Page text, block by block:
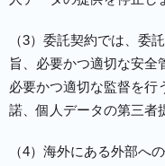
（3）委託契約では、委
旨、必要かつ適切な安全
必要かつ適切な監督を行
諾、個人データの第三者
（4）海外にある外部へ